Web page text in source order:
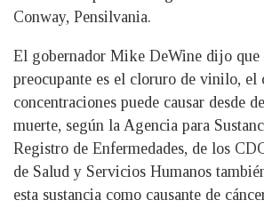
Conway, Pensilvania.
El gobernador Mike DeWine dijo que
preocupante es el cloruro de vinilo, el
concentraciones puede causar desde
muerte, según la Agencia para
Registro de Enfermedades, de los
de Salud y Servicios Humanos
esta sustancia como causante de